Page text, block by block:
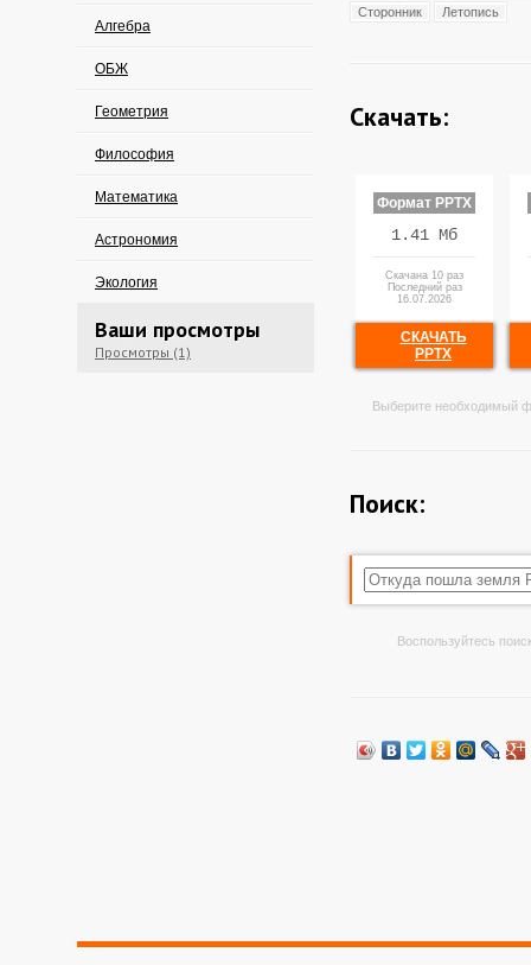
Алгебра
ОБЖ
Геометрия
Философия
Математика
Астрономия
Экология
Ваши просмотры
Просмотры (1)
Сторонник
Летопись
Скачать:
Формат PPTX
1.41 Мб
Скачана 10 раз
Последний раз
16.07.2026
СКАЧАТЬ
PPTX
Выберите необходимый
Поиск:
Воспользуйтесь